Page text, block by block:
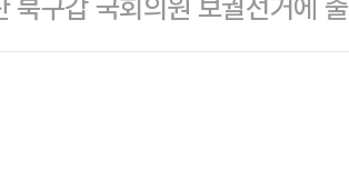
유동 인구가 많은 곳을 찾고
오 더불어민…
깔린 건 왜일까.“사측은 삼성
사 타결을 두고 사측을 향해
조사에서 3위를 기록한 데 대